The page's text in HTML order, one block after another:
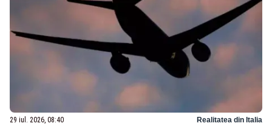
29 iul. 2026, 08:40 Realitatea din Italia